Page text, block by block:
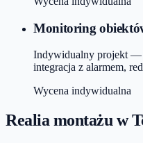
Monitoring
Indywidualny projekt —
integracja z alarmem,
Wycena indywidualna
Realia montażu w